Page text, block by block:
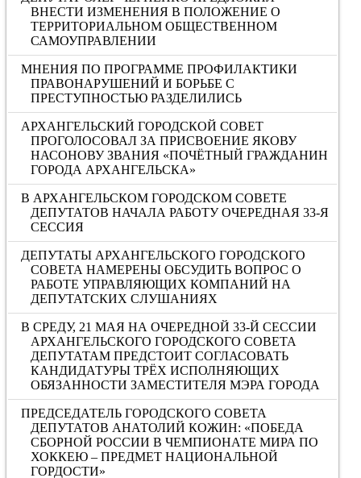
ВНЕСТИ ИЗМЕНЕНИЯ В ПОЛОЖЕНИЕ О
ТЕРРИТОРИАЛЬНОМ ОБЩЕСТВЕННОМ
САМОУПРАВЛЕНИИ
МНЕНИЯ ПО ПРОГРАММЕ ПРОФИЛАКТИКИ
ПРАВОНАРУШЕНИЙ И БОРЬБЕ С
ПРЕСТУПНОСТЬЮ РАЗДЕЛИЛИСЬ
АРХАНГЕЛЬСКИЙ ГОРОДСКОЙ СОВЕТ
ПРОГОЛОСОВАЛ ЗА ПРИСВОЕНИЕ ЯКОВУ
НАСОНОВУ ЗВАНИЯ «ПОЧЁТНЫЙ ГРАЖДАНИН
ГОРОДА АРХАНГЕЛЬСКА»
В АРХАНГЕЛЬСКОМ ГОРОДСКОМ СОВЕТЕ
ДЕПУТАТОВ НАЧАЛА РАБОТУ ОЧЕРЕДНАЯ 33-Я
СЕССИЯ
ДЕПУТАТЫ АРХАНГЕЛЬСКОГО ГОРОДСКОГО
СОВЕТА НАМЕРЕНЫ ОБСУДИТЬ ВОПРОС О
РАБОТЕ УПРАВЛЯЮЩИХ КОМПАНИЙ НА
ДЕПУТАТСКИХ СЛУШАНИЯХ
В СРЕДУ, 21 МАЯ НА ОЧЕРЕДНОЙ 33-Й СЕССИИ
АРХАНГЕЛЬСКОГО ГОРОДСКОГО СОВЕТА
ДЕПУТАТАМ ПРЕДСТОИТ СОГЛАСОВАТЬ
КАНДИДАТУРЫ ТРЁХ ИСПОЛНЯЮЩИХ
ОБЯЗАННОСТИ ЗАМЕСТИТЕЛЯ МЭРА ГОРОДА
ПРЕДСЕДАТЕЛЬ ГОРОДСКОГО СОВЕТА
ДЕПУТАТОВ АНАТОЛИЙ КОЖИН: «ПОБЕДА
СБОРНОЙ РОССИИ В ЧЕМПИОНАТЕ МИРА ПО
ХОККЕЮ – ПРЕДМЕТ НАЦИОНАЛЬНОЙ
ГОРДОСТИ»